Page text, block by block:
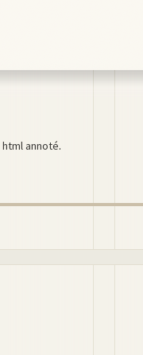
html annoté.